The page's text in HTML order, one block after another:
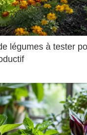
légumes à tester